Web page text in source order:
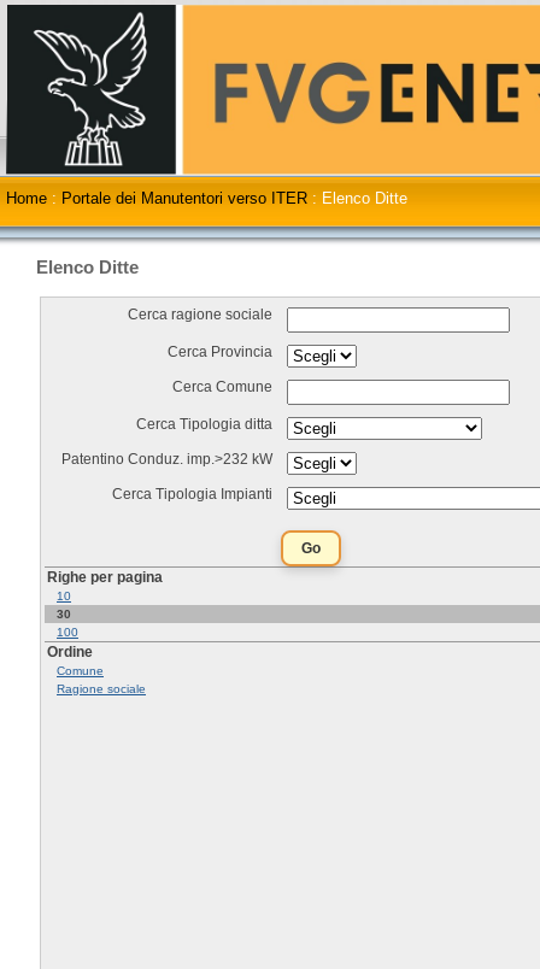
Home : Portale dei Manutentori verso ITER : Elenco Ditte
Elenco Ditte
Cerca ragione sociale
Cerca Provincia
Cerca Comune
Cerca Tipologia ditta
Patentino Conduz. imp.>232 kW
Cerca Tipologia Impianti
Righe per pagina
10
30
100
Ordine
Comune
Ragione sociale